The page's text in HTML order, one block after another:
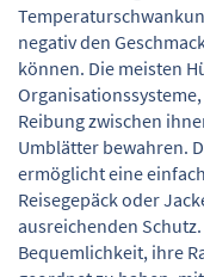
negativ den
können. Die meisten
Reibung zwischen
Umblätter bewahren.
ermöglicht eine
Reisegepäck oder
ausreichenden
Bequemlichkeit, ihre